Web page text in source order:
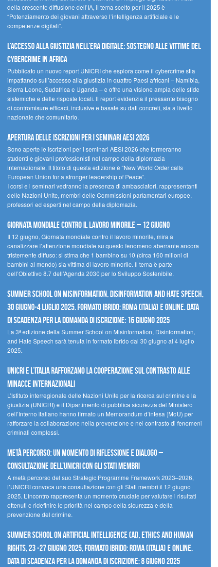
della crescente diffusione dell’IA, il tema scelto per il 2025 è
“Potenziamento dei giovani attraverso l’intelligenza artificiale e le
competenze digitali”.
L’accesso alla giustizia nell’era digitale: sostegno alle vittime del
cybercrime in Africa
Pubblicato un nuovo report UNICRI che esplora come il cybercrime stia
impattando sull’accesso alla giustizia in quattro Paesi africani – Namibia,
Sierra Leone, Sudafrica e Uganda – e offre una visione ampia delle sfide
sistemiche e delle risposte locali. Il report evidenzia il pressante bisogno
di contromisure efficaci, inclusive e basate su dati concreti, sia a livello
nazionale che comunitario.
Apertura delle iscrizioni per i seminari AESI 2026
Sono aperte le iscrizioni per i seminari AESI 2026 che formeranno
studenti e giovani professionisti nel campo della diplomazia
internazionale. Il titolo di questa edizione è “New World Order calls
European Union for a stronger leadership of Peace”.
I corsi e i seminari vedranno la presenza di ambasciatori, rappresentanti
delle Nazioni Unite, membri delle Commissioni parlamentari europee,
professori ed esperti nel campo della diplomazia.
Giornata mondiale contro il lavoro minorile – 12 giugno
Il 12 giugno, Giornata mondiale contro il lavoro minorile, mira a
canalizzare l’attenzione mondiale su questo fenomeno aberrante ancora
tristemente diffuso: si stima che 1 bambino su 10 (circa 160 milioni di
bambini al mondo) sia vittima di lavoro minorile. Il tema è parte
dell’Obiettivo 8.7 dell’Agenda 2030 per lo Sviluppo Sostenibile.
Summer School on Misinformation, Disinformation and Hate Speech,
30 giugno-4 luglio 2025. Formato ibrido: Roma (Italia) e online. Data
di scadenza per la domanda di iscrizione: 16 giugno 2025
La 3ª edizione della Summer School on Misinformation, Disinformation,
and Hate Speech sarà tenuta in formato ibrido dal 30 giugno al 4 luglio
2025.
UNICRI e l’Italia rafforzano la cooperazione sul contrasto alle
minacce internazionali
L’Istituto interregionale delle Nazioni Unite per la ricerca sul crimine e la
giustizia (UNICRI) e il Dipartimento di pubblica sicurezza del Ministero
dell’Interno italiano hanno firmato un Memorandum d’intesa (MoU) per
rafforzare la collaborazione nella prevenzione e nel contrasto di fenomeni
criminali complessi.
Metà percorso: un momento di riflessione e dialogo –
Consultazione dell’UNICRI con gli Stati membri
A metà percorso del suo Strategic Programme Framework 2023–2026,
l’UNICRI convoca una consultazione con gli Stati membri il 12 giugno
2025. L’incontro rappresenta un momento cruciale per valutare i risultati
ottenuti e ridefinire le priorità nel campo della sicurezza e della
prevenzione del crimine.
Summer School on Artificial Intelligence (AI), Ethics and Human
Rights, 23 -27 giugno 2025, Formato Ibrido: Roma (Italia) e online.
Data di scadenza per la domanda di iscrizione: 8 giugno 2025